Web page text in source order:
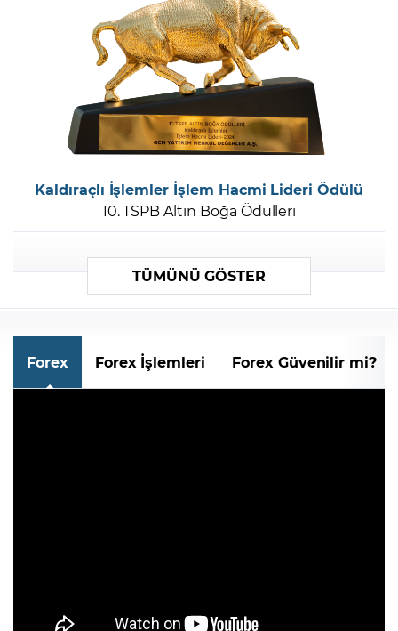
Kaldıraçlı İşlemler İşlem Hacmi Lideri Ödülü
10. TSPB Altın Boğa Ödülleri
TÜMÜNÜ GÖSTER
Forex Forex İşlemleri Forex Güvenilir mi?